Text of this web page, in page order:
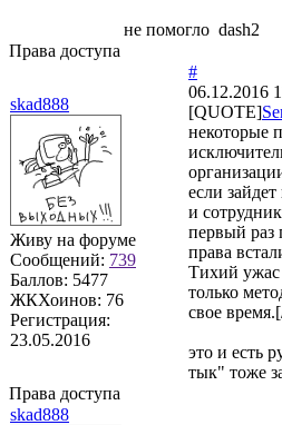
не помогло dash2
Права доступа
skad888
Живу на форуме
Сообщений: 739
Баллов: 5477
ЖКХоинов: 76
Регистрация:
23.05.2016
#
06.12.2016
[QUOTE]
некоторые
если
и
первый раз
права
Тихий ужас
только
свое
это и есть
тык" тоже
Права доступа
skad888